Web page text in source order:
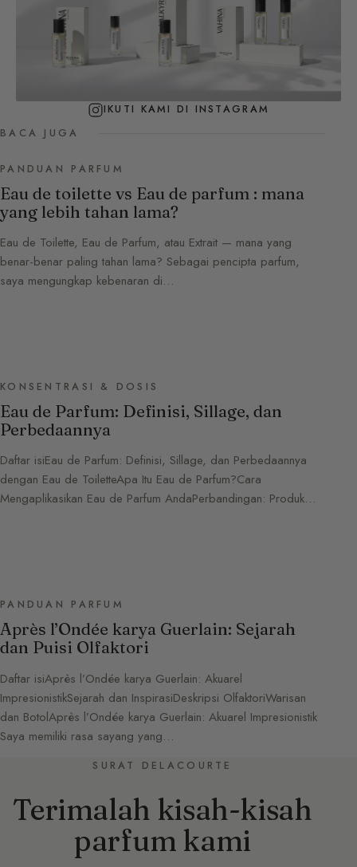
IKUTI KAMI DI INSTAGRAM
BACA JUGA
PANDUAN PARFUM
Eau de toilette vs Eau de parfum : mana
yang lebih tahan lama?
Eau de Toilette, Eau de Parfum, atau Extrait — mana yang
benar-benar paling tahan lama? Sebagai pencipta parfum,
saya mengungkap kebenaran di…
KONSENTRASI & DOSIS
Eau de Parfum: Definisi, Sillage, dan
Perbedaannya
Daftar isiEau de Parfum: Definisi, Sillage, dan Perbedaannya
dengan Eau de ToiletteApa Itu Eau de Parfum?Cara
Mengaplikasikan Eau de Parfum AndaPerbandingan: Produk…
PANDUAN PARFUM
Après l’Ondée karya Guerlain: Sejarah
dan Puisi Olfaktori
Daftar isiAprès l’Ondée karya Guerlain: Akuarel
ImpresionistikSejarah dan InspirasiDeskripsi OlfaktoriWarisan
dan BotolAprès l’Ondée karya Guerlain: Akuarel Impresionistik
Saya memiliki rasa sayang yang…
SURAT DELACOURTE
Terimalah kisah-kisah
parfum kami